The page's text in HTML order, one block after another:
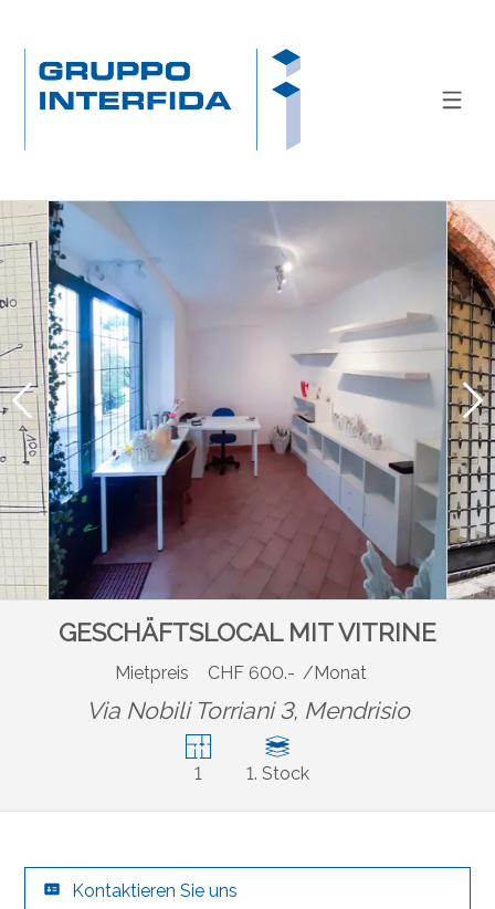
GESCHÄFTSLOCAL MIT VITRINE
Mietpreis CHF 600.- /Monat
Via Nobili Torriani 3, Mendrisio
1 1. Stock
Kontaktieren Sie uns